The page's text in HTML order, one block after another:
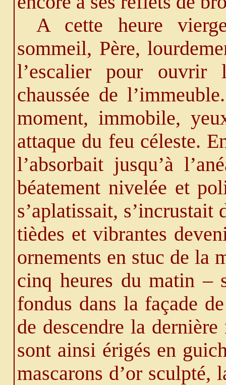
A cette heure
sommeil, Père,
l’escalier pour ouvrir
chaussée de
moment, immobile,
attaque du feu céleste.
l’absorbait jusqu’à
béatement nivelée et
s’aplatissait, s’incrustait
tièdes et vibrantes
ornements en stuc de la
cinq heures du matin –
fondus dans la façade
de descendre la
sont ainsi érigés en
mascarons d’or